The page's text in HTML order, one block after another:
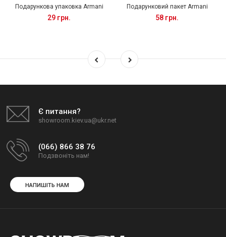
Подарункова упаковка Armani
29 грн.
Подарунковий пакет Armani
58 грн.
Є питання?
showroom.kiev.ua@ukr.net
(066) 866 38 76
Подзвоніть нам!
НАПИШІТЬ НАМ